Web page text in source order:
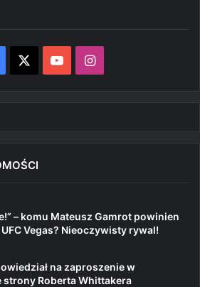
YouTubeInstagram
– komu Mateusz Gamrot powinien
Vegas? Nieoczywisty rywal!
na zaproszenie w
Roberta Whittakera